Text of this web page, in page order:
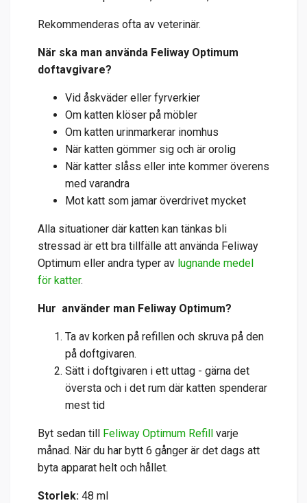
Rekommenderas ofta av veterinär.
När ska man använda Feliway Optimum
doftavgivare?
Vid åskväder eller fyrverkier
Om katten klöser på möbler
Om katten urinmarkerar inomhus
När katten gömmer sig och är orolig
När katter slåss eller inte kommer överens
med varandra
Mot katt som jamar överdrivet mycket
Alla situationer där katten kan tänkas bli
stressad är ett bra tillfälle att använda Feliway
Optimum eller andra typer av lugnande medel
för katter.
Hur använder man Feliway Optimum?
Ta av korken på refillen och skruva på den
på doftgivaren.
Sätt i doftgivaren i ett uttag - gärna det
översta och i det rum där katten spenderar
mest tid
Byt sedan till Feliway Optimum Refill varje
månad. När du har bytt 6 gånger är det dags att
byta apparat helt och hållet.
Storlek: 48 ml